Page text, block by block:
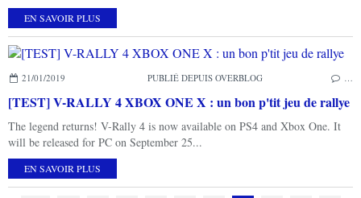
EN SAVOIR PLUS
21/01/2019 PUBLIÉ DEPUIS OVERBLOG
[TEST] V-RALLY 4 XBOX ONE X : un bon p'tit jeu de rallye
The legend returns! V-Rally 4 is now available on PS4 and Xbox One. It
will be released for PC on September 25...
EN SAVOIR PLUS